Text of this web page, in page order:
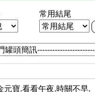
常用結尾